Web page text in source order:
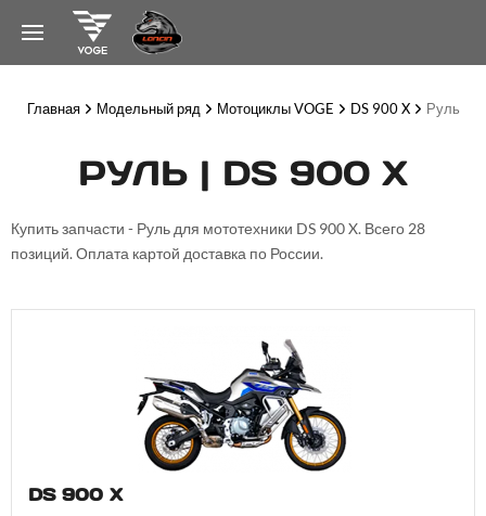
Главная Модельный ряд Мотоциклы VOGE DS 900 X Руль
РУЛЬ | DS 900 X
Купить запчасти - Руль для мототехники DS 900 X. Всего 28
позиций. Оплата картой доставка по России.
DS 900 X